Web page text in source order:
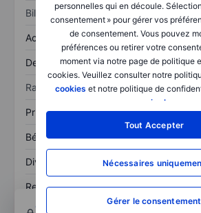
personnelles qui en découle.
consentement » pour gérer vos
de consentement. Vous pouvez
préférences ou retirer votre
moment via notre page de politique
cookies. Veuillez consulter notre
cookies et notre politique de
savoir plus
Tout Accepter
Nécessaires
Gérer le consentement
Bilan
Actifs totaux
Dette totale
Ratios
Prix / ventes
Bénéfice par action
Dividende par action
Rendement des
Ouvrir un comptepour accéder à